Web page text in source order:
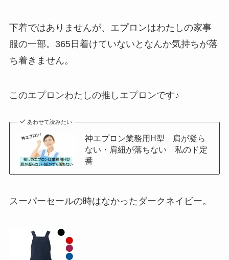
下着ではありませんが、エプロンはわたしの家事
服の一部。365日着けていないとなんか気持ちが落
ち着きません。
このエプロンわたしの推しエプロンです♪
あわせて読みたい
神エプロン業務用H型 肩が凝ら
ない・肩紐が落ちない 私のド定
番
スーパーセールの時はなかったダークネイビー。